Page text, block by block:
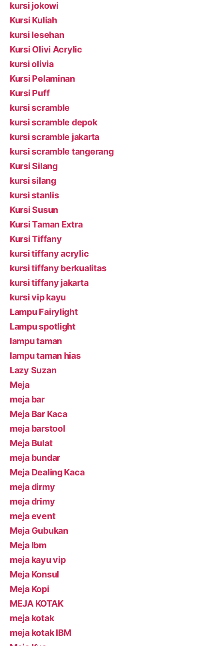
kursi jokowi
Kursi Kuliah
kursi lesehan
Kursi Olivi Acrylic
kursi olivia
Kursi Pelaminan
Kursi Puff
kursi scramble
kursi scramble depok
kursi scramble jakarta
kursi scramble tangerang
Kursi Silang
kursi silang
kursi stanlis
Kursi Susun
Kursi Taman Extra
Kursi Tiffany
kursi tiffany acrylic
kursi tiffany berkualitas
kursi tiffany jakarta
kursi vip kayu
Lampu Fairylight
Lampu spotlight
lampu taman
lampu taman hias
Lazy Suzan
Meja
meja bar
Meja Bar Kaca
meja barstool
Meja Bulat
meja bundar
Meja Dealing Kaca
meja dirmy
meja drimy
meja event
Meja Gubukan
Meja Ibm
meja kayu vip
Meja Konsul
Meja Kopi
MEJA KOTAK
meja kotak
meja kotak IBM